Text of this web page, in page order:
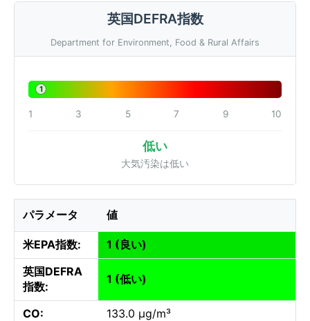
英国DEFRA指数
Department for Environment, Food & Rural Affairs
1
1 3 5 7 9 10
低い
大気汚染は低い
パラメータ 値
米EPA指数:
1 (良い)
英国DEFRA
指数:
1 (低い)
CO:
133.0 µg/m³